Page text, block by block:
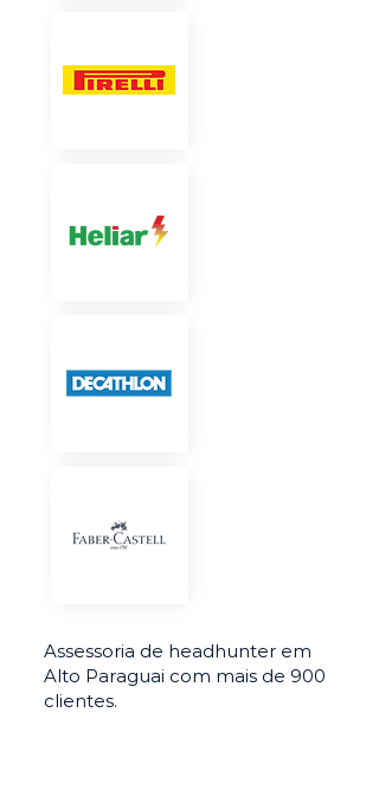
Assessoria de headhunter em
Alto Paraguai com mais de 900
clientes.